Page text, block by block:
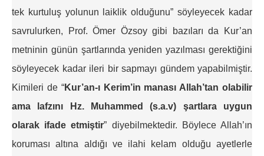
tek kurtuluş yolunun laiklik olduğunu” söyleyecek kadar
savrulurken, Prof. Ömer Özsoy gibi bazıları da Kur’an
metninin günün şartlarında yeniden yazılması gerektiğini
söyleyecek kadar ileri bir sapmayı gündem yapabilmiştir.
Kimileri de “Kur’an-ı Kerim’in manası Allah’tan olabilir
ama lafzını Hz. Muhammed (s.a.v) şartlara uygun
olarak ifade etmiştir” diyebilmektedir. Böylece Allah’ın
koruması altına aldığı ve ilahi kelam olduğu ayetlerle